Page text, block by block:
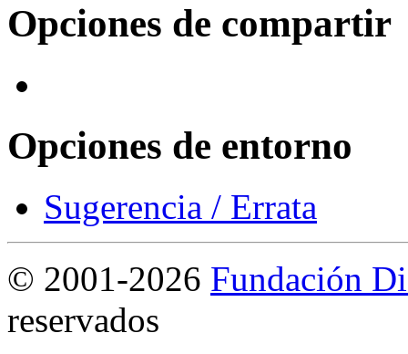
Opciones de compartir
Opciones de entorno
Sugerencia / Errata
© 2001-2026 Fundación
reservados